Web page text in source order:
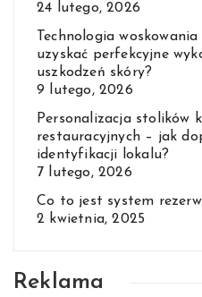
24 lutego, 2026
Technologia
uzyskać perfekcyjne
uszkodzeń skóry?
9 lutego, 2026
Personalizacja stolików
restauracyjnych – jak
identyfikacji lokalu?
7 lutego, 2026
Co to jest system
2 kwietnia, 2025
Reklama